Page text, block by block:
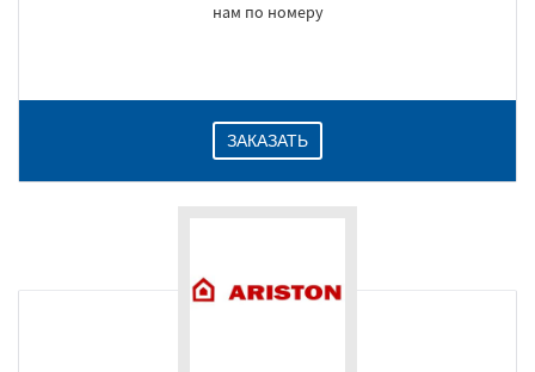
нам по номеру
ЗАКАЗАТЬ